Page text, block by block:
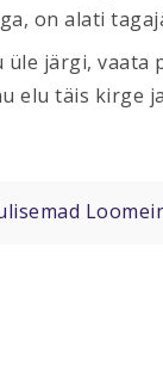
on alati
üle järgi, vaata
elu täis kirge